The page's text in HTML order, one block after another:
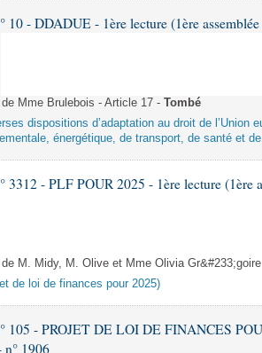
10 - DDADUE - 1ère lecture (1ère
Mme Brulebois - Article 17 - Tombé
dispositions d’adaptation au droit de l’Union
énergétique, de transport, de santé et
3312 - PLF POUR 2025 - 1ère lecture (1ère
M. Midy, M. Olive et Mme Olivia
de loi de finances pour 2025)
105 - PROJET DE LOI DE FINANCES
n° 1906